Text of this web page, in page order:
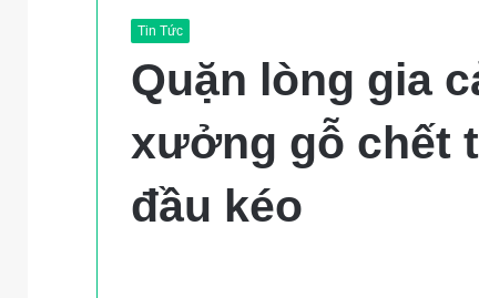
Tin Tức
Quặn lòng gia
xưởng gỗ chết
đầu kéo